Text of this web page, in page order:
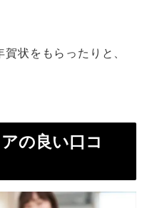
状をもらったりと、
の良い口コ